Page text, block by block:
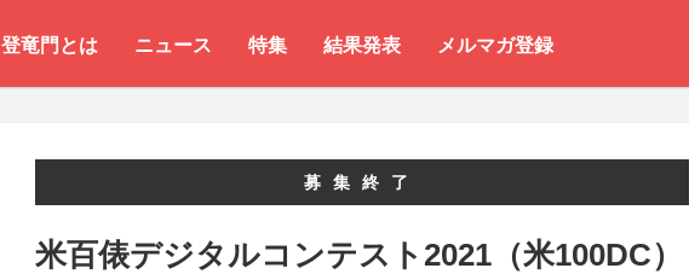
登竜門とは ニュース 特集 結果発表 メルマガ登録
募集終了
米百俵デジタルコンテスト2021（米100DC）